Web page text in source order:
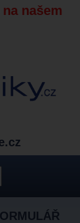
našem